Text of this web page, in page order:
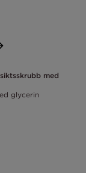
med
glycerin